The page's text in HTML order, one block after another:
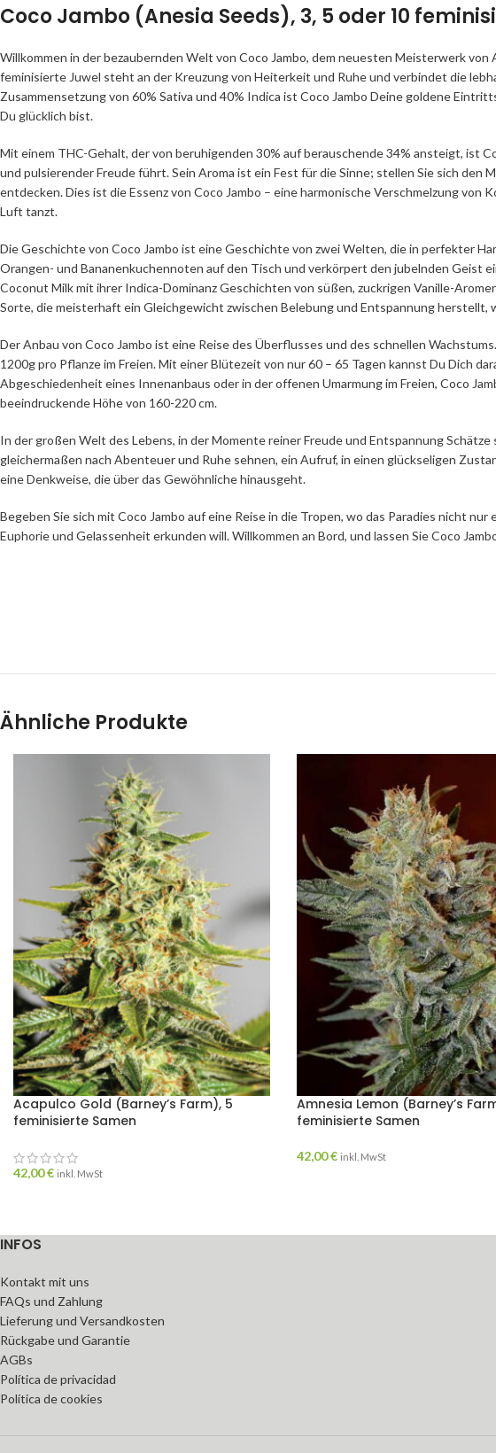
CocoJambo (Anesia Seeds), 3, 5 oder 10
Willkommen in der bezaubernden Welt von Coco Jambo, dem neuesten Meisterwerk
feminisierte Juwel steht an der Kreuzung von Heiterkeit und Ruhe und verbindet die
Zusammensetzung von 60% Sativa und 40% Indica ist Coco Jambo Deine goldene
Du glücklich bist.
Mit einem THC-Gehalt, der von beruhigenden 30% auf berauschende 34% ansteigt, ist
und pulsierender Freude führt. Sein Aroma ist ein Fest für die Sinne; stellen Sie sich
entdecken. Dies ist die Essenz von Coco Jambo – eine harmonische Verschmelzung
Luft tanzt.
Die Geschichte von Coco Jambo ist eine Geschichte von zwei Welten, die in perfekter
Orangen- und Bananenkuchennoten auf den Tisch und verkörpert den jubelnden Geist
Coconut Milk mit ihrer Indica-Dominanz Geschichten von süßen, zuckrigen Vanille-
Sorte, die meisterhaft ein Gleichgewicht zwischen Belebung und Entspannung
Der Anbau von Coco Jambo ist eine Reise des Überflusses und des schnellen
1200g pro Pflanze im Freien. Mit einer Blütezeit von nur 60 – 65 Tagen kannst Du Dich
Abgeschiedenheit eines Innenanbaus oder in der offenen Umarmung im Freien, Coco
beeindruckende Höhe von 160-220 cm.
In der großen Welt des Lebens, in der Momente reiner Freude und Entspannung
gleichermaßen nach Abenteuer und Ruhe sehnen, ein Aufruf, in einen glückseligen
eine Denkweise, die über das Gewöhnliche hinausgeht.
Begeben Sie sich mit Coco Jambo auf eine Reise in die Tropen, wo das Paradies nicht
Euphorie und Gelassenheit erkunden will. Willkommen an Bord, und lassen Sie Coco
Ähnliche Produkte
Acapulco Gold (Barney’s Farm), 5
feminisierte Samen
42,00€ inkl. MwSt
Amnesia Lemon (Barney’s
feminisierte Samen
42,00€ inkl. MwSt
INFOS
Kontakt mit uns
FAQs und Zahlung
Lieferung und Versandkosten
Rückgabe und Garantie
AGBs
Política de privacidad
Política de cookies